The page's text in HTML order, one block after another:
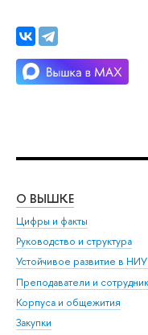
О ВЫШКЕ
Цифры и факты
Руководство и структура
Устойчивое развитие в
Преподаватели и
Корпуса и общежития
Закупки